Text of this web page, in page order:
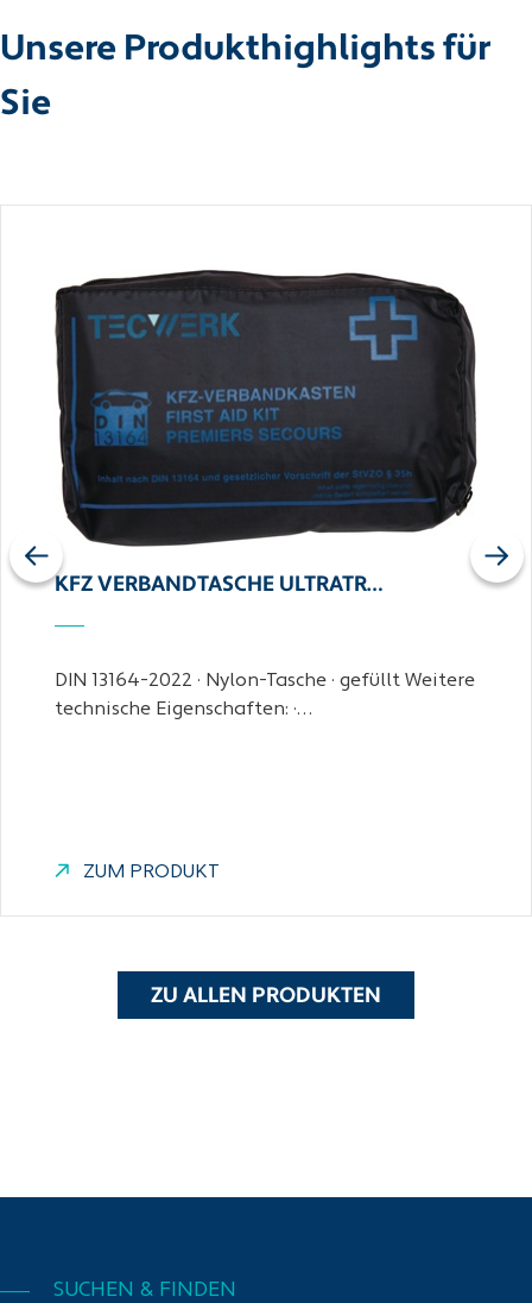
Unsere Produkthighlights für
Sie
KFZ VERBANDTASCHE ULTRATR…
DIN 13164-2022 · Nylon-Tasche · gefüllt Weitere
technische Eigenschaften: ·…
ZUM PRODUKT
Previous Next
ZU ALLEN PRODUKTEN
SUCHEN & FINDEN